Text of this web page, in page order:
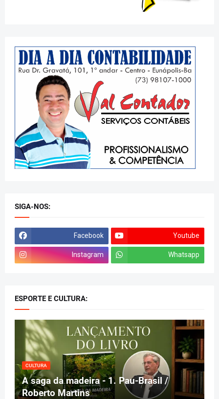
SIGA-NOS:
Facebook Youtube
Instagram Whatsapp
ESPORTE E CULTURA:
CULTURA
A saga da madeira - 1. Pau-Brasil /
Roberto Martins